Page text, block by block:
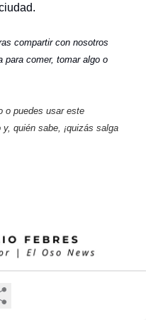
compartir con nosotros
para comer, tomar algo o
o puedes usar este
y, quién sabe, ¡quizás salga